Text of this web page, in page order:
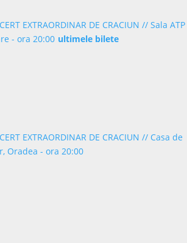
EXTRAORDINAR DE CRACIUN // Sala ATP
- ora 20:00 ultimele bilete
EXTRAORDINAR DE CRACIUN // Casa de
Oradea - ora 20:00